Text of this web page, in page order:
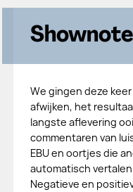
We gingen deze
afwijken, het
langste aflevering
commentaren van
EBU en oortjes die
automatisch
Negatieve en